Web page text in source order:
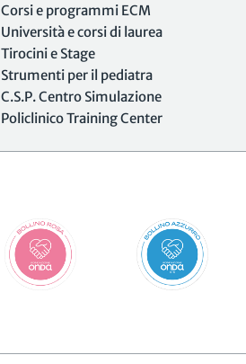
Corsi e programmi ECM
Università e corsi di laurea
Tirocini e Stage
Strumenti per il pediatra
C.S.P. Centro Simulazione
Policlinico Training Center